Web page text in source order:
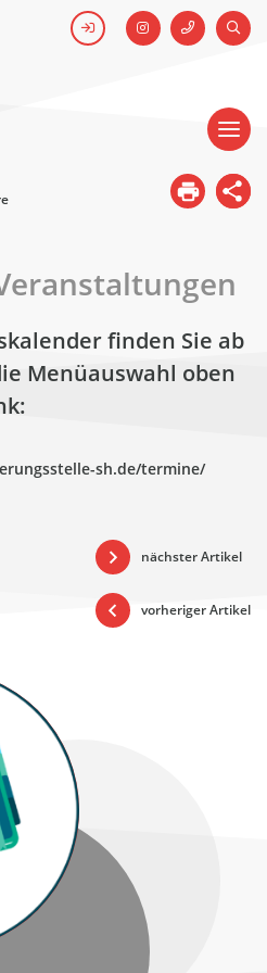
FACEBOOK
finden Sie ab
Menüauswahl oben
sh.de/termine/
nächster Artikel
vorheriger Artikel